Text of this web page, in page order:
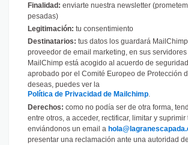
Finalidad: enviarte nuestra newsletter
pesadas)
Legitimación: tu consentimiento
Destinatarios: tus datos los guardará
proveedor de email marketing, en sus
MailChimp está acogido al acuerdo de
aprobado por el Comité Europeo de Protección
deseas, puedes ver la
Política de Privacidad de Mailchimp.
Derechos: como no podía ser de otra forma,
entre otros, a acceder, rectificar, limitar y suprimir
enviándonos un email a
presentar una reclamación ante una autoridad